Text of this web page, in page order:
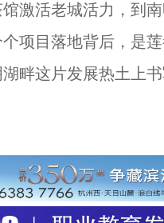
活老城活力，到南
项目落地背后，是
畔这片发展热土上书